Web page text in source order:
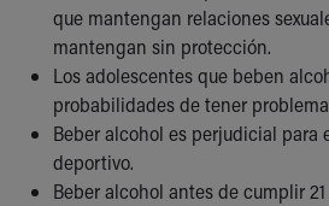
que mantengan relaciones
mantengan sin protección.
Los adolescentes que beben
probabilidades de tener
Beber alcohol es perjudicial para
deportivo.
Beber alcohol antes de cumplir